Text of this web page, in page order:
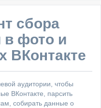
сбора
в фото и
ВКонтакте
аудитории, чтобы
ВКонтакте, парсить
собирать данные о